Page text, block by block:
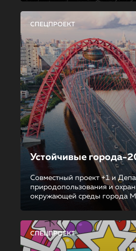
СПЕЦПРОЕКТ
Устойчивые города-
Совместный проект +1 и
природопользования и
окружающей среды города
СПЕЦПРОЕКТ